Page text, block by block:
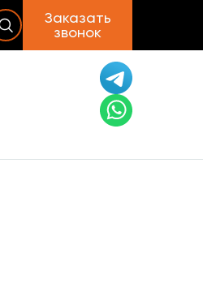
Заказать
звонок